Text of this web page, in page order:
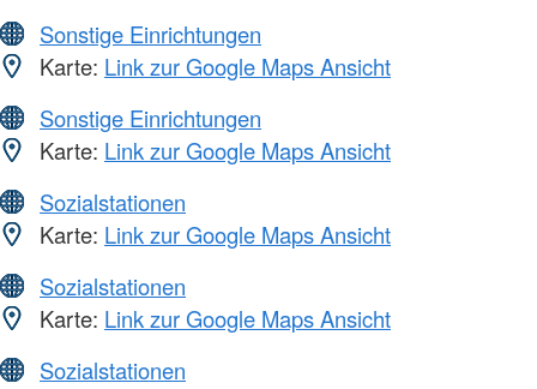
Sonstige Einrichtungen
Karte: Link zur Google Maps Ansicht
Sonstige Einrichtungen
Karte: Link zur Google Maps Ansicht
Sozialstationen
Karte: Link zur Google Maps Ansicht
Sozialstationen
Karte: Link zur Google Maps Ansicht
Sozialstationen